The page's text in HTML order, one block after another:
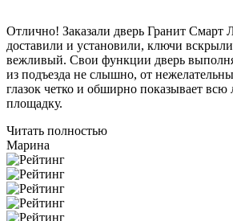
Отлично! Заказали дверь Гранит Смарт
доставили и установили, ключи
вежливый. Свои функции дверь
из подъезда не слышно, от
глазок четко и обширно показывает
площадку.
Читать полностью
Марина